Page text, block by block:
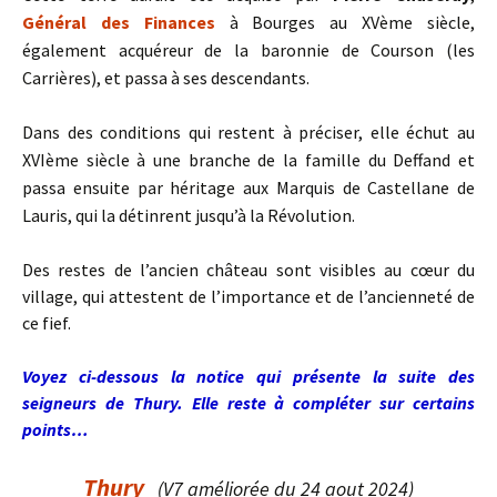
Général des Finances à Bourges au XVème siècle,
également acquéreur de la baronnie de Courson (les
Carrières), et passa à ses descendants.
Dans des conditions qui restent à préciser, elle échut au
XVIème siècle à une branche de la famille du Deffand et
passa ensuite par héritage aux Marquis de Castellane de
Lauris, qui la détinrent jusqu’à la Révolution.
Des restes de l’ancien château sont visibles au cœur du
village, qui attestent de l’importance et de l’ancienneté de
ce fief.
Voyez ci-dessous la notice qui présente la suite des
seigneurs de Thury. Elle reste à compléter sur certains
points…
Thury (V7 améliorée du 24 aout 2024)